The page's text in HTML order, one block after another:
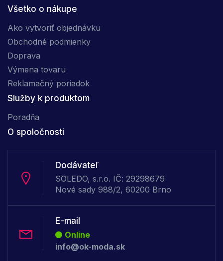
Všetko o nákupe
Ako vytvoriť objednávku
Obchodné podmienky
Doprava
Výmena tovaru
Reklamačný poriadok
Služby k produktom
Poradňa
O spoločnosti
Dodávateľ
SOLEDO, s.r.o. IČ: 29298679
Nové sady 988/2, 60200 Brno
E-mail
Online
info@ok-moda.sk